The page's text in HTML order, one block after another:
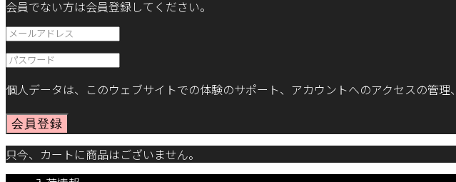
会員でない方は会員登録してください。
個人データは、このウェブサイトでの体験のサポート、アカウントへのアクセスの管理、
会員登録
只今、カートに商品はございません。